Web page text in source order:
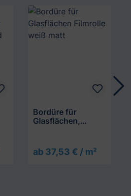
Bordüre für
Glasflächen,
ab 37,53 € / m²